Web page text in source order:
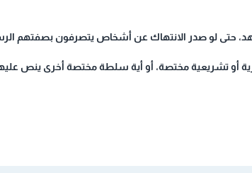
حتى لو صدر الانتهاك عن أشخاص يتصرفون بصفتهم
أو تشريعية مختصة، أو أية سلطة مختصة أخرى ينص